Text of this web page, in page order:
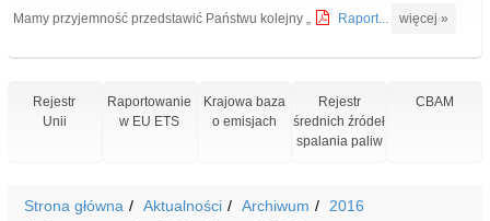
Mamy przyjemność przedstawić Państwu kolejny „ Raport... więcej »
Rejestr
Unii
Raportowanie
w EU ETS
Krajowa baza
o emisjach
Rejestr
średnich źródeł
spalania paliw
CBAM
Strona główna Aktualności Archiwum
2016